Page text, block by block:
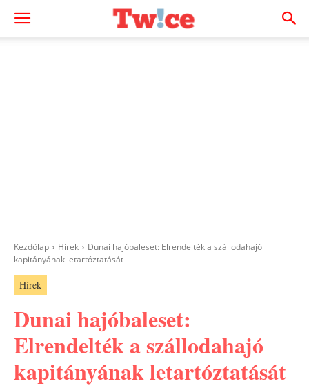
Kezdőlap Hírek
Dunai hajóbaleset: Elrendelték a szállodahajó
kapitányának letartóztatását
Hírek
Dunai hajóbaleset:
Elrendelték a szállodahajó
kapitányának letartóztatását